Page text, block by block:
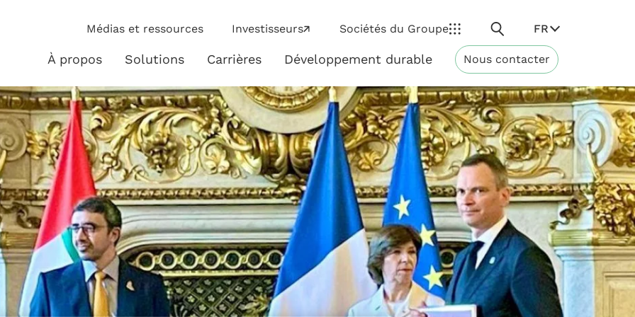
Médias et ressources Investisseurs Sociétés du Groupe
Rechercher
FR
À propos Solutions Solutions
Carrières Développement durable
Développement
durable
Nous contacter